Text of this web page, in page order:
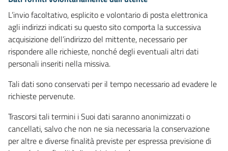
L’invio facoltativo, esplicito e volontario di posta elettronica
agli indirizzi indicati su questo sito comporta la successiva
acquisizione dell’indirizzo del mittente, necessario per
rispondere alle richieste, nonché degli eventuali altri dati
personali inseriti nella missiva.
Tali dati sono conservati per il tempo necessario ad evadere le
richieste pervenute.
Trascorsi tali termini i Suoi dati saranno anonimizzati o
cancellati, salvo che non ne sia necessaria la conservazione
per altre e diverse finalità previste per espressa previsione di